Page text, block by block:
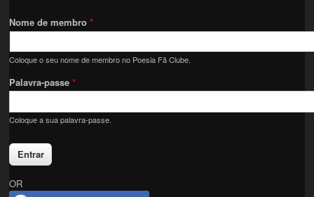
Nome de membro*
Coloque o seu nome de membro no Poesia Fã Clube.
Palavra-passe*
Coloque a sua palavra-passe.
OR